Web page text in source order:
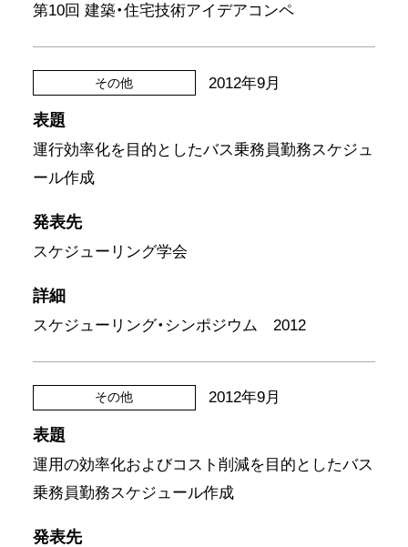
第10回 建築・住宅技術アイデアコンペ
その他 2012年9月
表題
運行効率化を目的としたバス乗務員勤務スケジュ
ール作成
発表先
スケジューリング学会
詳細
スケジューリング・シンポジウム 2012
その他 2012年9月
表題
運用の効率化およびコスト削減を目的としたバス
乗務員勤務スケジュール作成
発表先